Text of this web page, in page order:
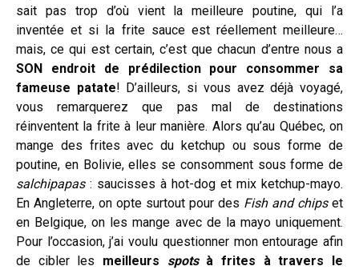
sait pas trop d’où vient la meilleure poutine, qui l’a
inventée et si la frite sauce est réellement meilleure…
mais, ce qui est certain, c’est que chacun d’entre nous a
SON endroit de prédilection pour consommer sa
fameuse patate! D’ailleurs, si vous avez déjà voyagé,
vous remarquerez que pas mal de destinations
réinventent la frite à leur manière. Alors qu’au Québec, on
mange des frites avec du ketchup ou sous forme de
poutine, en Bolivie, elles se consomment sous forme de
salchipapas: saucisses à hot-dog et mix ketchup-mayo.
En Angleterre, on opte surtout pour des Fish and chips et
en Belgique, on les mange avec de la mayo uniquement.
Pour l’occasion, j’ai voulu questionner mon entourage afin
de cibler les meilleurs spotsà frites à travers le